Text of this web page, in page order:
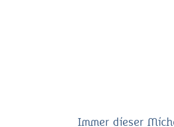
Immer dieser